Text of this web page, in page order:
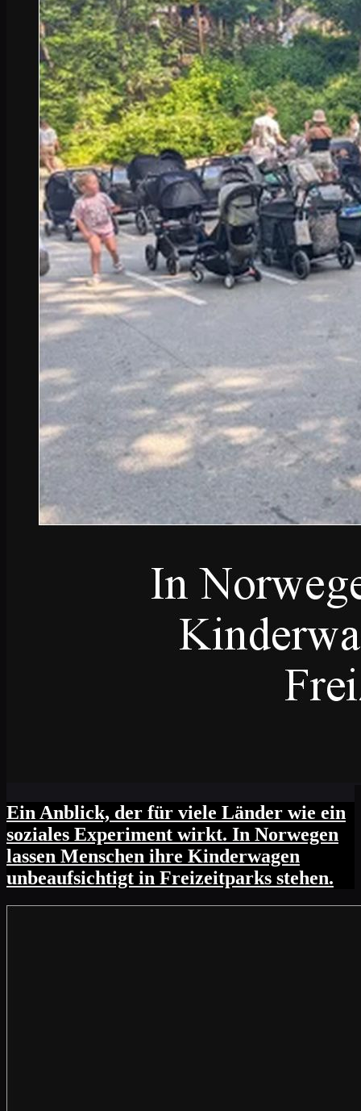
Ein Anblick, der für viele Länder wie ein
soziales Experiment wirkt. In Norwegen
lassen Menschen ihre Kinderwagen
unbeaufsichtigt in Freizeitparks stehen.